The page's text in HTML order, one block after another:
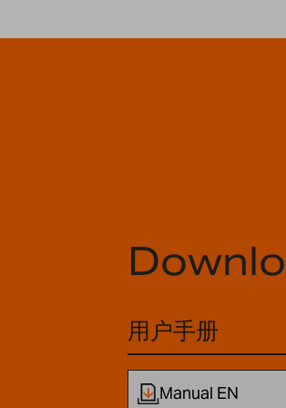
用户手册
Manual EN